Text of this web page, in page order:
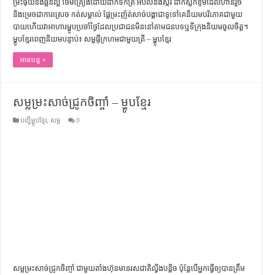
ម្រះផុយនិងឆ្អិនល្អ ថែមគ្រឿងដោយដាក់ទឹកត្រី អំបិលនិងស្ករ ដាក់ស្លឹកខ្ទឹមដែលហាន់រួច
និងម្រេចជាការស្រេច កត់សម្គាល់ ផ្លែម្រះញ៉ត់សាច់បង្គាជាទូទៅគេនិយមបរិភោគជាមួយ
បាយហើយវាអាហារម្ហូបប្រចាំថ្ងៃដែលប្រជាជនមិននៅតាមជនបទឬទីក្រុងនិយមចូលចិត្ត។
ម្ហូបខ្មែរពេញនិយមបន្ទាប់៖ សម្លផ្ទីក្រហមជាមួយត្រី – ម្ហូបខ្មែរ
អានបន្ត »
សម្លម្រះសាច់ជ្រូកចិញ្ចាំ – ម្ហូបខ្មែរ
បញ្ជីម្ហូបខ្មែរ សម្ល 0
សម្លម្រះសាច់ជ្រូកចិញ្ចាំ ជាមួយតាំងហ៊ុនមានរសជាតិល្វីងបន្តិច ប៉ុន្តែបើអ្នកធ្វើឲ្យបានត្រឹម